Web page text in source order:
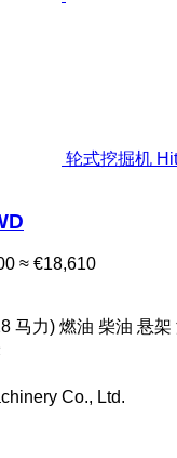
轮式挖掘机
≈ €18,610
马力) 燃油 柴油 悬架
Co., Ltd.